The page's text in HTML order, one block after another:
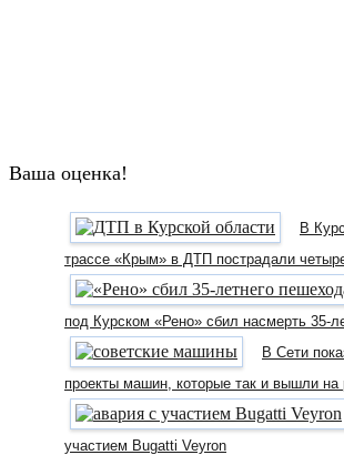
Ваша оценка!
В
трассе «Крым» в ДТП пострадали
под Курском «Рено» сбил насмерть 35-
В Сети
проекты машин, которые так и вышли на
участием Bugatti Veyron